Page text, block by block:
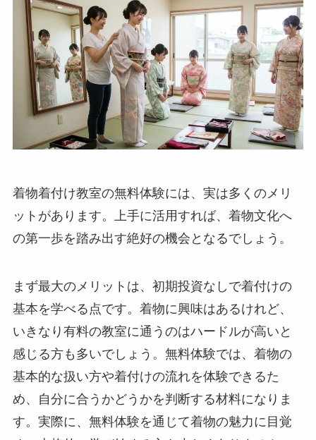
着物着付け教室の無料体験には、実は多くのメリ
ットがあります。上手に活用すれば、着物文化へ
の第一歩を踏み出す絶好の機会となるでしょう。
まず最大のメリットは、初期投資なしで着付けの
基本を学べる点です。着物に興味はあるけれど、
いきなり有料の教室に通うのはハードルが高いと
感じる方も多いでしょう。無料体験では、着物の
基本的な扱い方や着付けの流れを体験できるた
め、自分に合うかどうかを判断する材料になりま
す。実際に、無料体験を通じて着物の魅力に目覚